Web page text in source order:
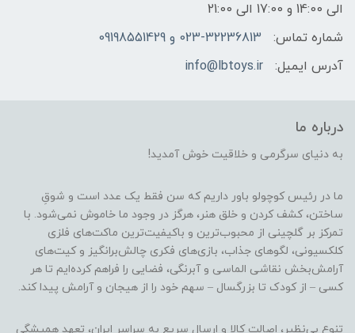
الی 14:00 و 17:00 الی 21:00
شماره تماس:
023-32236813 و 09198551429
آدرس ایمیل:
info@lbtoys.ir
درباره ما
به دنیای سرگرمی و خلاقیت خوش آمدید!
ما در رئیس کوچولو باور داریم که سن فقط یک عدد است و شوقِ
ساختن، کشف کردن و خلق هنر، هرگز در وجود ما خاموش نمی‌شود. با
تمرکز بر گلچینی از محبوب‌ترین و باکیفیت‌ترین ماکت‌های فلزی
کلکسیونی، لگوهای جذاب، بازی‌های فکری چالش‌برانگیز و کیت‌های
آرامش‌بخش نقاشی الماسی و آبرنگی، فضایی را فراهم کرده‌ایم تا هر
کسی – از کودک تا بزرگسال – سهم خود را از هیجان و آرامش پیدا کند.
تنوع بی‌نظیر، اصالت کالا و ارسال سریع به سراسر ایران، تعهد همیشگی